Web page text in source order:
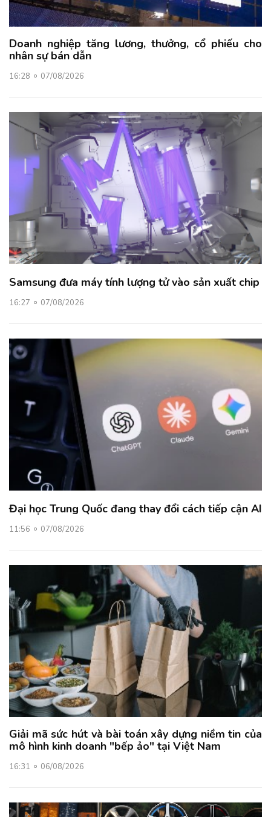
Doanh nghiệp tăng lương, thưởng, cổ phiếu cho
nhân sự bán dẫn
16:28 07/08/2026
Samsung đưa máy tính lượng tử vào sản xuất chip
16:27 07/08/2026
Đại học Trung Quốc đang thay đổi cách tiếp cận AI
11:56 07/08/2026
Giải mã sức hút và bài toán xây dựng niềm tin của
mô hình kinh doanh "bếp ảo" tại Việt Nam
16:31 06/08/2026